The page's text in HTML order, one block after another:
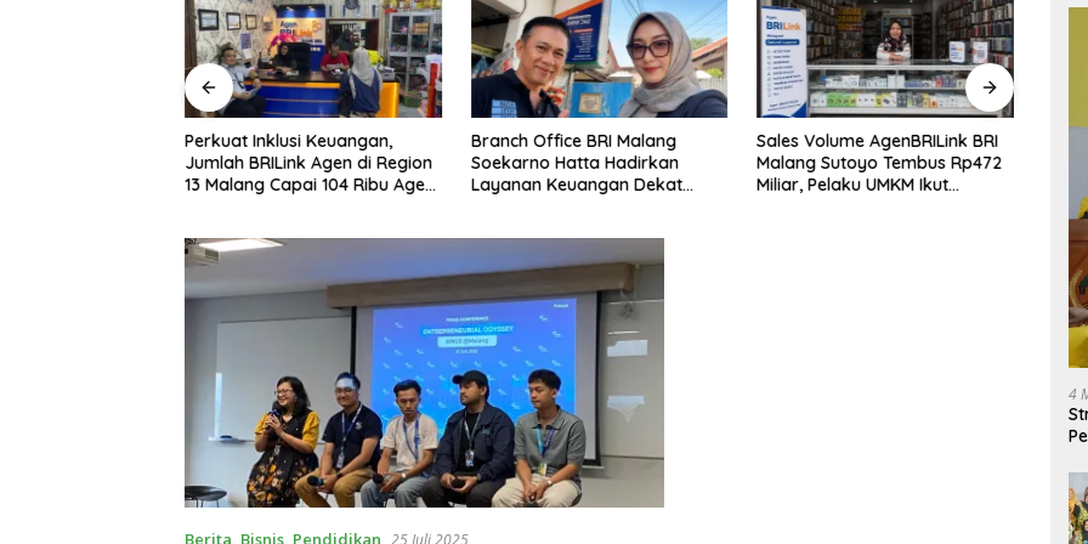
Perkuat Inklusi Keuangan,
Jumlah BRILink Agen di Region
13 Malang Capai 104 Ribu Agen
Branch Office BRI Malang
Soekarno Hatta Hadirkan
Layanan Keuangan Dekat
Sales Volume AgenBRILink BRI
Malang Sutoyo Tembus Rp472
Miliar, Pelaku UMKM Ikut
Berita, Bisnis, Pendidikan 25 Juli 2025
4